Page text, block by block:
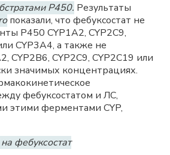
P450. Результаты
показали, что фебуксостат не
P450 CYP1A2, CYP2C9,
CYP3A4, а также не
CYP2B6, CYP2C9, CYP2C19 или
значимых концентрациях.
фебуксостатом и ЛС,
этими ферментами CYP,
фебуксостат